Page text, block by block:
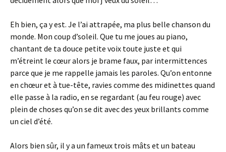
Eh bien, ça y est. Je l’ai attrapée, ma plus belle chanson du
monde. Mon coup d’soleil. Que tu me joues au piano,
chantant de ta douce petite voix toute juste et qui
m’étreint le cœur alors je brame faux, par intermittences
parce que je me rappelle jamais les paroles. Qu’on entonne
en chœur et à tue-tête, ravies comme des midinettes quand
elle passe à la radio, en se regardant (au feu rouge) avec
plein de choses qu’on se dit avec des yeux brillants comme
un ciel d’été.
Alors bien sûr, il y a un fameux trois mâts et un bateau